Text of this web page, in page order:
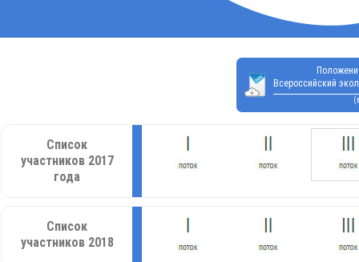
Всероссийский
Список
участников 2017
года
Список
участников 2018